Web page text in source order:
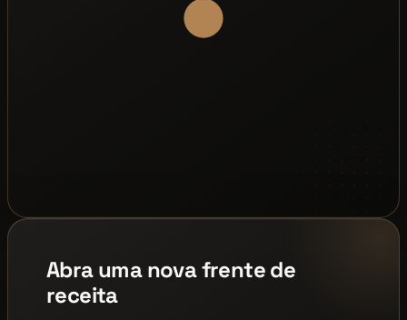
Abra uma nova frente de
receita